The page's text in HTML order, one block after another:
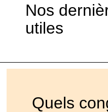
Nos
utiles
Quels